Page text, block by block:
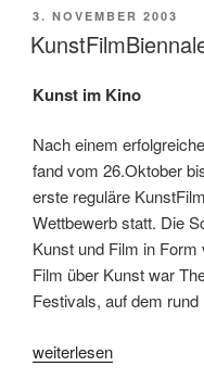
für
Projektion“
VERÖFFENTLICHT
AM
3. NOVEMBER 2003
Kunst im Kino
Nach einem
fand vom 26.Oktober
erste reguläre
Wettbewerb statt. Die
Kunst und Film in
Film über Kunst war
Festivals, auf dem
„KunstFilmBiennale
weiterlesen